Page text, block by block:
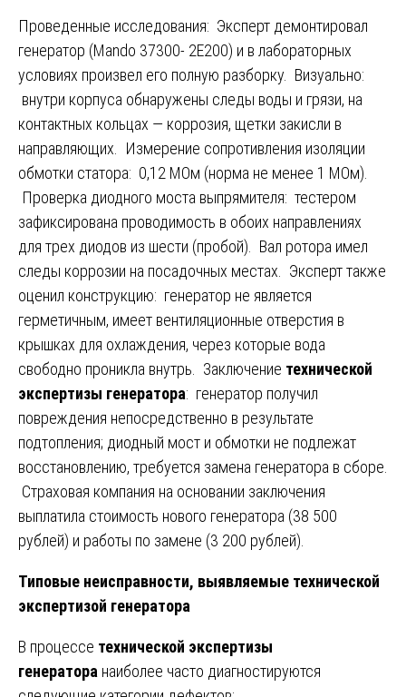
Проведенные исследования: Эксперт демонтировал
генератор (Mando 37300- 2E200) и в лабораторных
условиях произвел его полную разборку. Визуально:
внутри корпуса обнаружены следы воды и грязи, на
контактных кольцах — коррозия, щетки закисли в
направляющих. Измерение сопротивления изоляции
обмотки статора: 0,12 МОм (норма не менее 1 МОм).
Проверка диодного моста выпрямителя: тестером
зафиксирована проводимость в обоих направлениях
для трех диодов из шести (пробой). Вал ротора имел
следы коррозии на посадочных местах. Эксперт также
оценил конструкцию: генератор не является
герметичным, имеет вентиляционные отверстия в
крышках для охлаждения, через которые вода
свободно проникла внутрь. Заключение технической
экспертизы генератора: генератор получил
повреждения непосредственно в результате
подтопления; диодный мост и обмотки не подлежат
восстановлению, требуется замена генератора в сборе.
Страховая компания на основании заключения
выплатила стоимость нового генератора (38 500
рублей) и работы по замене (3 200 рублей).
Типовые неисправности, выявляемые технической
экспертизой генератора
В процессе технической экспертизы
генератора наиболее часто диагностируются